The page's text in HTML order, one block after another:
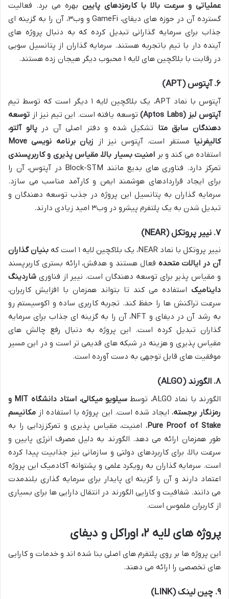
عملیاتی و سرعت بالا با کارمزدهای پایین بهره می برد. فعالیت
گسترده آن در حوزه های دیفای، GameFi و وب۳، آن را به گزینه ای
جذاب برای سرمایه گذارانی تبدیل کرده که به دنبال پروژه های
آینده دار با تیم باتجربه هستند. سرمایه گذاران از پتانسیل سویی
در رقابت با بلاکچین های لایه ۱ محبوب دیگر هیجان زده هستند.
۶. آپتوس (APT)
آپتوس با نماد APT، یک بلاکچین لایه ۱ دیگر است که توسط تیم
آپتوس لبز (Aptos Labs)
توسعه یافته است. این تیم نیز از توسعه
دهندگان سابق متا تشکیل شده و دفتر اصلی آن درپالو آلتو،
کالیفرنیا مستقر است. آپتوس نیز از زبان برنامه نویسی Move
استفاده می کند و بر امنیت بسیار بالا، مقیاس پذیری و کاربرپسندی
تمرکز دارد. فناوری های بدیع مانند Block-STM در آپتوس، آن را
برای ایجاد قراردادهای هوشمند ایمن و کارآمد مناسب می سازد.
سرمایه گذاران به پتانسیل این پروژه در جذب توسعه دهندگان و
تبدیل شدن به یک پلتفرم پیشرو در وب۳ امید زیادی دارند.
۷. نییر پروتکل (NEAR)
نییر پروتکل با نماد NEAR، یک بلاکچین لایه ۱ است که
بنیان گذاران
آن در ایالات متحده فعال هستند و هدفش، ارائه بستری کاربرپسند
و مقیاس پذیر برای توسعه دهندگان است. نییر از فناوری شاردینگ
داینامیک استفاده می کند تا بتواند همزمان با افزایش کاربران،
سرعت تراکنش ها را حفظ کند. تجربه کاربری ساده و اکوسیستم رو
به رشد آن در دیفای و NFT، آن را به گزینه ای جذاب برای سرمایه
گذاران تبدیل کرده است. این پروژه به دنبال رفع چالش های
مقیاس پذیری و هزینه در شبکه های قدیمی تر است و در این مسیر
موفقیت های قابل توجهی به دست آورده است.
۸. الگورند (ALGO)
الگورند با نماد ALGO، توسط
سیلویو میکالی، استاد دانشگاه MIT و
رمزنگار برجسته، ایجاد شده است. این پروژه با استفاده از مکانیسم
Pure Proof of Stake، امنیت، مقیاس پذیری و تمرکززدایی را به
طور همزمان ارائه می دهد. الگورند به دلیل مصرف انرژی پایین و
سرعت بالا، برای کاربردهای دولتی و سازمانی نیز جذابیت پیدا کرده
است. سرمایه گذاران به رویکرد علمی و پشتوانه آکادمیک این پروژه
اعتماد دارند و آن را گزینه ای پایدار برای سرمایه گذاری بلندمدت
می دانند. شفافیت و کارایی الگورند در انتقال دارایی ها برای بسیاری
از کاربران ملموس است.
پروژه های لایه ۲، اوراکل و دیفای
این پروژه ها بر روی پلتفرم های اصلی بنا شده اند و خدمات و کارایی
های تخصصی را ارائه می دهند.
۹. چین لینک (LINK)